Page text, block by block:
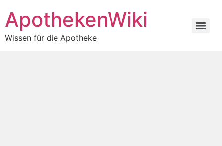
ApothekenWiki
Wissen für die Apotheke